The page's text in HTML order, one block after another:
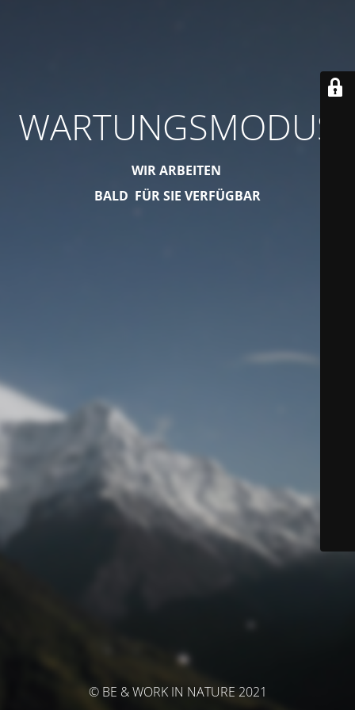
WARTUNGSMODUS
WIR ARBEITEN
BALD FÜR SIE VERFÜGBAR
© BE & WORK IN NATURE 2021